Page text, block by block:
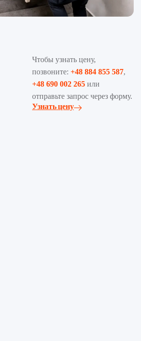
Чтобы узнать цену,
позвоните: +48 884 855 587,
+48 690 002 265 или
отправьте запрос через форму.
Узнать цену